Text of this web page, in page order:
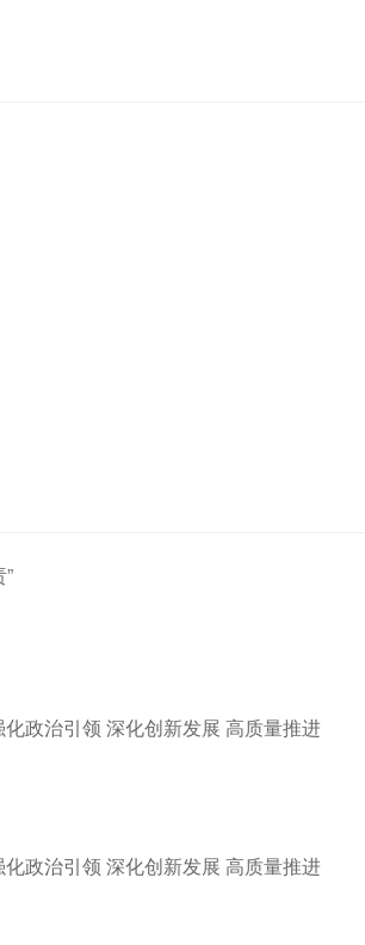
政治引领 深化创新发展 高质量推进
政治引领 深化创新发展 高质量推进